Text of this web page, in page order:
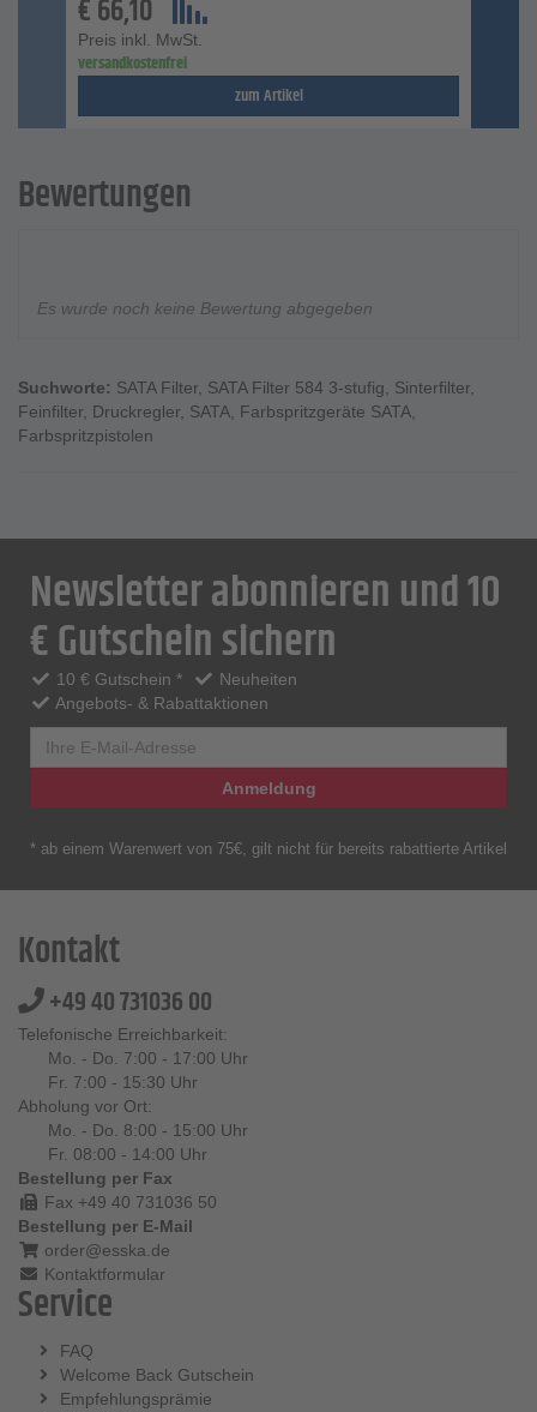
€66,10
Preis inkl. MwSt.
versandkostenfrei
zum Artikel
Bewertungen
Es wurde noch keine Bewertung abgegeben
Suchworte: SATA Filter, SATA Filter 584 3-stufig, Sinterfilter,
Feinfilter, Druckregler, SATA, Farbspritzgeräte SATA,
Farbspritzpistolen
Newsletter abonnieren und 10
€ Gutschein sichern
10 € Gutschein *
Neuheiten
Angebots- & Rabattaktionen
Anmeldung
* ab einem Warenwert von 75€, gilt nicht für bereits rabattierte Artikel
Kontakt
+49 40 731036 00
Telefonische Erreichbarkeit:
Mo. - Do. 7:00 - 17:00 Uhr
Fr. 7:00 - 15:30 Uhr
Abholung vor Ort:
Mo. - Do. 8:00 - 15:00 Uhr
Fr. 08:00 - 14:00 Uhr
Bestellung per Fax
Fax +49 40 731036 50
Bestellung per E-Mail
order@esska.de
Kontaktformular
Service
FAQ
Welcome Back Gutschein
Empfehlungsprämie